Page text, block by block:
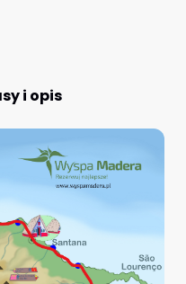
i opis